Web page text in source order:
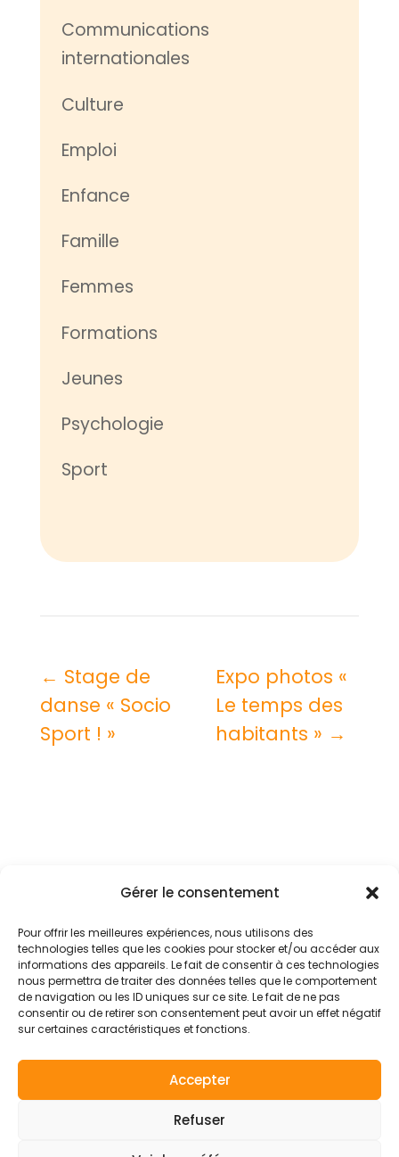
Gérer le consentement
Pour offrir les meilleures expériences, nous utilisons des
technologies telles que les cookies pour stocker et/ou accéder aux
informations des appareils. Le fait de consentir à ces technologies
nous permettra de traiter des données telles que le comportement
de navigation ou les ID uniques sur ce site. Le fait de ne pas
consentir ou de retirer son consentement peut avoir un effet négatif
sur certaines caractéristiques et fonctions.
Accepter
Refuser
Communications
internationales
Culture
Emploi
Enfance
Famille
Femmes
Formations
Jeunes
Psychologie
Sport
← Stage de
danse « Socio
Sport ! »
Expo photos «
Le temps des
habitants » →
Politique de confidentialité
Politique de cookies (UE)
© 2026 - Axes pluriels